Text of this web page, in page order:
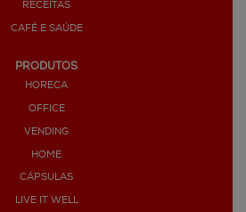
RECEITAS
CAFÉ E SAÚDE
PRODUTOS
HORECA
OFFICE
VENDING
HOME
CÁPSULAS
LIVE IT WELL